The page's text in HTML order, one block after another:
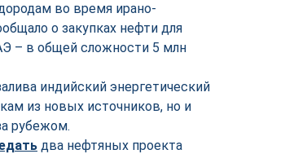
во время ирано-
о закупках нефти для
– в общей сложности 5 млн
индийский энергетический
из новых источников, но и
рубежом.
два нефтяных проекта